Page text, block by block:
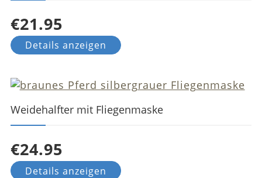
€21.95
Details anzeigen
Weidehalfter mit Fliegenmaske
€24.95
Details anzeigen